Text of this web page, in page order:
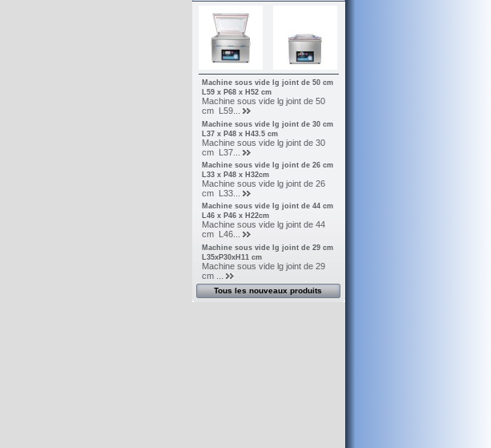
Machine sous vide lg joint de 50 cm
L59 x P68 x H52 cm
Machine sous vide lg joint de 50
cm L59...
Machine sous vide lg joint de 30 cm
L37 x P48 x H43.5 cm
Machine sous vide lg joint de 30
cm L37...
Machine sous vide lg joint de 26 cm
L33 x P48 x H32cm
Machine sous vide lg joint de 26
cm L33...
Machine sous vide lg joint de 44 cm
L46 x P46 x H22cm
Machine sous vide lg joint de 44
cm L46...
Machine sous vide lg joint de 29 cm
L35xP30xH11 cm
Machine sous vide lg joint de 29
cm ...
Tous les nouveaux produits